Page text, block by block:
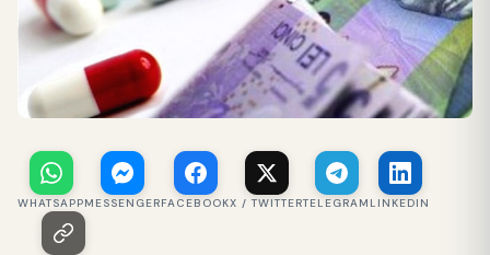
WHATSAPPMESSENGERFACEBOOKX / TWITTERTELEGRAM LINKEDIN